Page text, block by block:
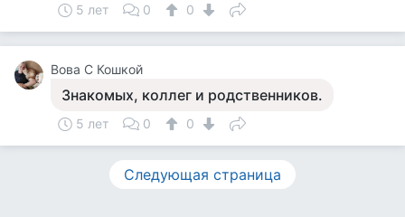
5 лет 0 0
Вова С Кошкой
Знакомых, коллег и родственников.
5 лет 0 0
Следующая страница